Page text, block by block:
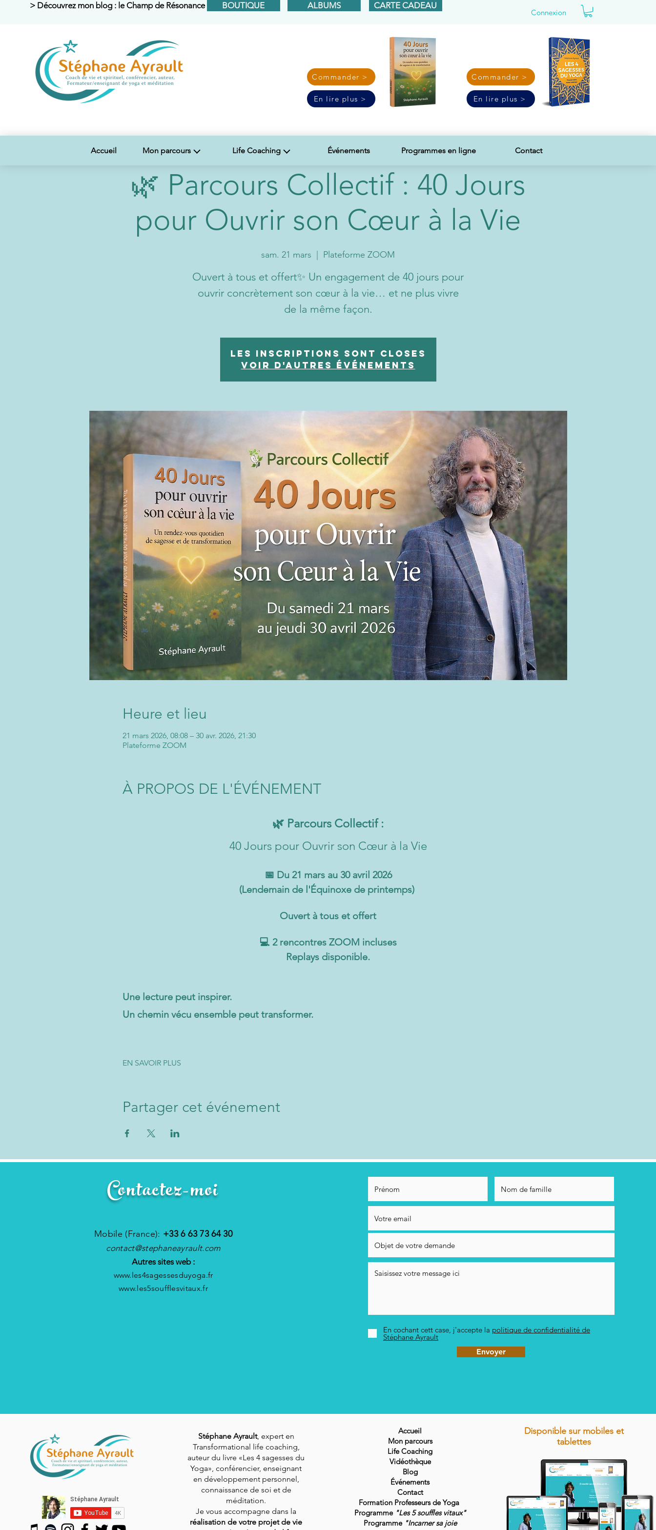
> Découvrez mon blog : le Champ de Résonance < BOUTIQUE ALBUMS CARTE CADEAU
Connexion
Commander >
En lire plus >
Commander >
En lire plus >
Accueil Mon parcours Life Coaching Événements Programmes en ligne Contact
🌿 Parcours Collectif : 40 Jours
pour Ouvrir son Cœur à la Vie
sam. 21 mars Plateforme ZOOM
Ouvert à tous et offert✨ Un engagement de 40 jours pour
ouvrir concrètement son cœur à la vie… et ne plus vivre
de la même façon.
Les inscriptions sont closes
Voir d'autres événements
Heure et lieu
21 mars 2026, 08:08 – 30 avr. 2026, 21:30
Plateforme ZOOM
À PROPOS DE L'ÉVÉNEMENT
🌿 Parcours Collectif :
40 Jours pour Ouvrir son Cœur à la Vie
📅 Du 21 mars au 30 avril 2026
(Lendemain de l'Équinoxe de printemps)
Ouvert à tous et offert
💻 2 rencontres ZOOM incluses
Replays disponible.
Une lecture peut inspirer.
Un chemin vécu ensemble peut transformer.
EN SAVOIR PLUS
Partager cet événement
Contactez-moi
Mobile (France): +33 6 63 73 64 30
contact@stephaneayrault.com
Autres sites web :
www.les4sagessesduyoga.fr
www.les5soufflesvitaux.fr
En cochant cett case, j'accepte la politique de confidentialité de
Stéphane Ayrault
Envoyer
Stéphane Ayrault, expert en
Transformational life coaching,
auteur du livre «Les 4 sagesses du
Yoga», conférencier, enseignant
en développement personnel,
connaissance de soi et de
méditation.
Je vous accompagne dans la
réalisation de votre projet de vie
Accueil
Mon parcours
Life Coaching
Vidéothèque
Blog
Événements
Contact
Formation Professeurs de Yoga
Programme "Les 5 souffles vitaux"
Programme "Incarner sa joie
Disponible sur mobiles et
tablettes